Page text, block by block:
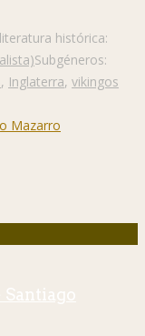
histórica:
Subgéneros:
, Inglaterra, vikingos
Santiago